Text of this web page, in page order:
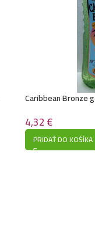
Caribbean Bronze
4,32€
PRIDAŤ DO KOŠÍKA